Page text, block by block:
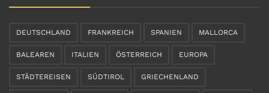
DEUTSCHLAND FRANKREICH SPANIEN MALLORCA
BALEAREN ITALIEN ÖSTERREICH EUROPA
STÄDTEREISEN SÜDTIROL GRIECHENLAND